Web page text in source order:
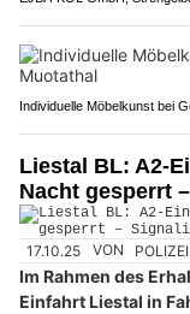
Individuelle Möbelkunst bei
Liestal BL: A2-
Nacht gesperrt
17.10.25 VON
Im Rahmen des
Einfahrt Liestal in